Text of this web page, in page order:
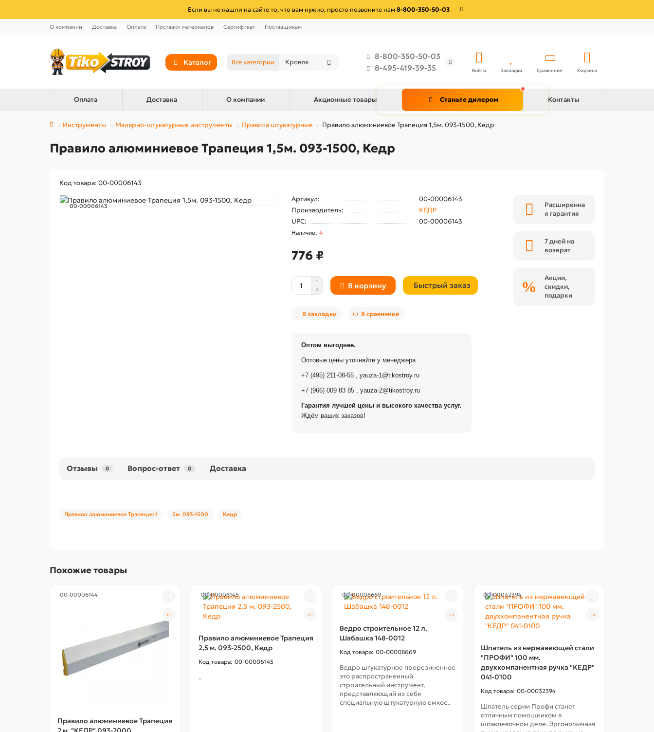
Если вы не нашли на сайте то, что вам нужно, просто позвоните нам8-800-350-50-03
О компании Доставка Оплата Поставки материалов Сертификат Поставщикам
Каталог Все категории
8-800-350-50-03
8-495-419-39-35
Войти Закладки Сравнение Корзина
Оплата Доставка О компании Акционные товары Станьте дилером Контакты
Инструменты Малярно-штукатурные инструменты Правила штукатурные Правило алюминиевое Трапеция 1,5м. 093-1500, Кедр
Правило алюминиевое Трапеция 1,5м. 093-1500, Кедр
Код товара: 00-00006143
00-00006143
Артикул:
00-00006143
Производитель:
КЕДР
UPC:
00-00006143
4
776 ₽
В корзину Быстрый заказ
В закладки В сравнение
Оптом выгоднее.
Оптовые цены уточняйте у менеджера
+7 (495) 211-08-55 , yauza-1@tikostroy.ru
+7 (966) 009 83 85 , yauza-2@tikostroy.ru
Гарантия лучшей цены и высокого качества услуг.
Ждём ваших заказов!
Расширенна
я гарантия
7 дней на
возврат
Акции,
скидки,
подарки
Отзывы 0 Вопрос-ответ 0 Доставка
Правило алюминиевое Трапеция 1 5м. 093-1500 Кедр
Похожие товары
00-00006144
Правило алюминиевое Трапеция
00-00006145
Правило алюминиевое Трапеция
2,5 м. 093-2500, Кедр
00-00006145
..
00-00008669
Ведро строительное 12 л.
Шабашка 148-0012
00-00008669
Ведро штукатурное прорезиненное
это распространенный
строительный инструмент,
представляющий из себя
специальную штукатурную емкос..
00-00032394
Шпатель из нержавеющей стали
"ПРОФИ" 100 мм.
двухкомпанентная ручка "КЕДР"
041-0100
00-00032394
Шпатель серии Профи станет
отличным помощником в
шпаклевочном деле. Эргономичная